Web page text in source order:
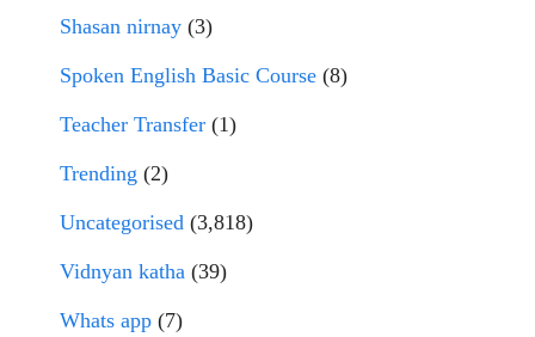
Shasan nirnay (3)
Spoken English Basic Course (8)
Teacher Transfer (1)
Trending (2)
Uncategorised (3,818)
Vidnyan katha (39)
Whats app (7)